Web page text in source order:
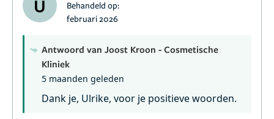
U
Behandeld op:
februari 2026
Antwoord van Joost Kroon - Cosmetische
Kliniek
5 maanden geleden
Dank je, Ulrike, voor je positieve woorden.